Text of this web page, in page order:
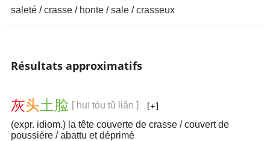
saleté /crasse / honte /sale /crasseux
Résultats approximatifs
灰头土脸 [ huī tóu tǔ liǎn ]
(expr. idiom.) la tête couverte de crasse / couvert de
poussière / abattu et déprimé